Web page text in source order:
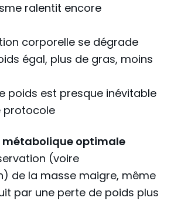
ralentit encore
corporelle se dégrade
égal, plus de gras, moins
poids est presque inévitable
protocole
métabolique optimale
(voire
de la masse maigre, même
par une perte de poids plus